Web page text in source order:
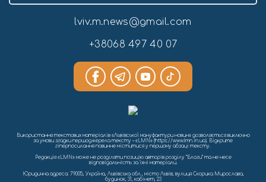
lviv.m.news@gmail.com
+38068 497 40 07
Використання текстових матеріалів «Львівської мануфактури новин» дозволяється виключно
за умови згадки першоджерела тексту – «LMN» (https://www.lmn.in.ua). Відкрите
гіперпосилання повинне міститися у першому абзаці тексту.
Редакція «LMN» може не розділяти позицію авторів розділу “Блоги” та не несе
відповідальність за їхні матеріали.
Юридична адреса: 79005, Україна, Львівська обл., місто Львів, вулиця Скорика Мирослава,
будинок, 31, кабінет, 23